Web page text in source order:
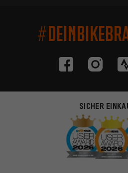
SICHER